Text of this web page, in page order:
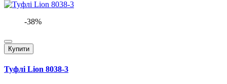
-38%
Купити
Туфлі Lion 8038-3